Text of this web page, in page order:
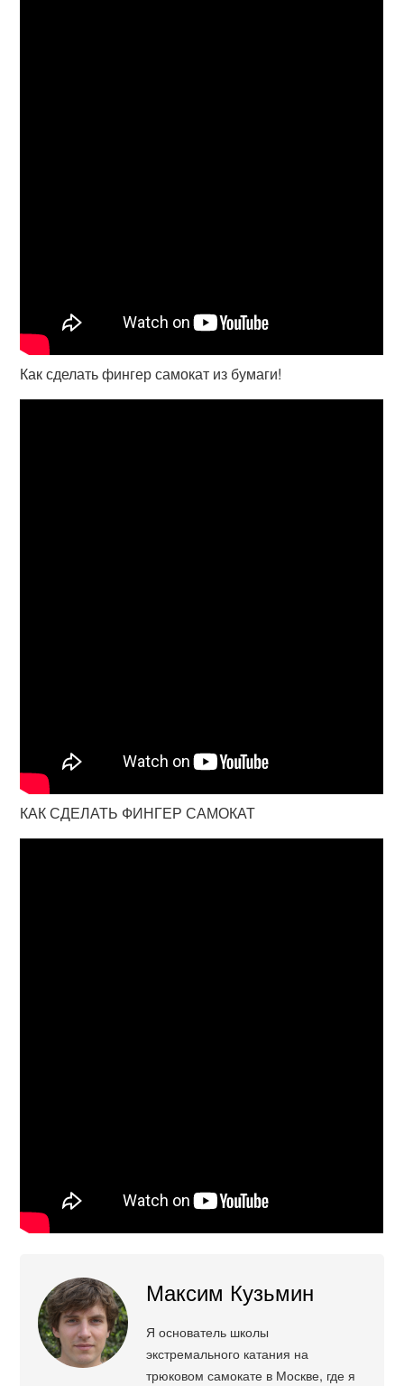
Как сделать фингер самокат из бумаги!
КАК СДЕЛАТЬ ФИНГЕР САМОКАТ
Максим Кузьмин
Я основатель школы
экстремального катания на
трюковом самокате в Москве, где я